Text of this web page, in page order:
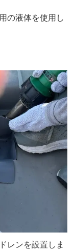
の液体を使用し
レンを設置しま